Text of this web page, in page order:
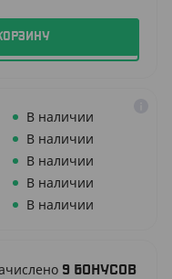
В наличии
В наличии
В наличии
В наличии
В наличии
9 бонусов